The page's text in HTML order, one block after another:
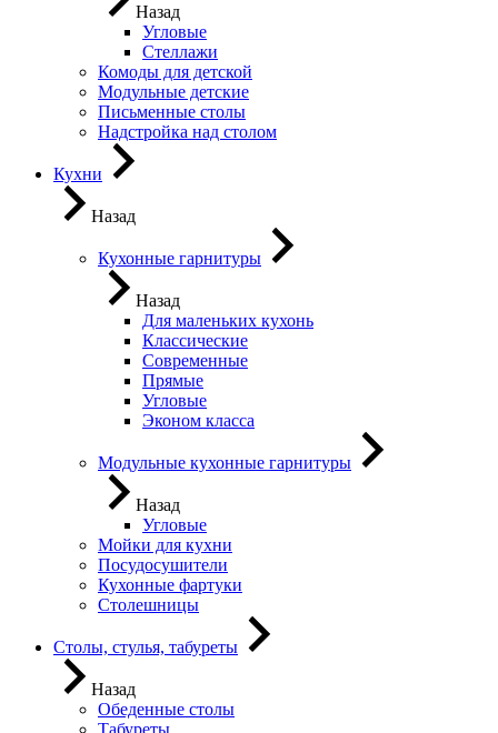
Назад
Угловые
Стеллажи
Комоды для детской
Модульные детские
Письменные столы
Надстройка над столом
Кухни
Назад
Кухонные гарнитуры
Назад
Для маленьких кухонь
Классические
Современные
Прямые
Угловые
Эконом класса
Модульные кухонные гарнитуры
Назад
Угловые
Мойки для кухни
Посудосушители
Кухонные фартуки
Столешницы
Столы, стулья, табуреты
Назад
Обеденные столы
Табуреты